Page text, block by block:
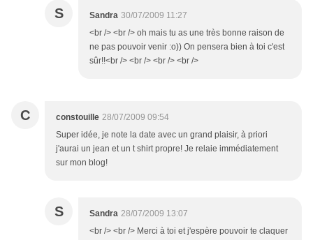
S Sandra 30/07/2009 11:27
<br /> <br /> oh mais tu as une très bonne raison de
ne pas pouvoir venir :o)) On pensera bien à toi c'est
sûr!!<br /> <br /> <br /> <br />
C constouille 28/07/2009 09:54
Super idée, je note la date avec un grand plaisir, à priori
j'aurai un jean et un t shirt propre! Je relaie immédiatement
sur mon blog!
S Sandra 28/07/2009 13:07
<br /> <br /> Merci à toi et j'espère pouvoir te claquer